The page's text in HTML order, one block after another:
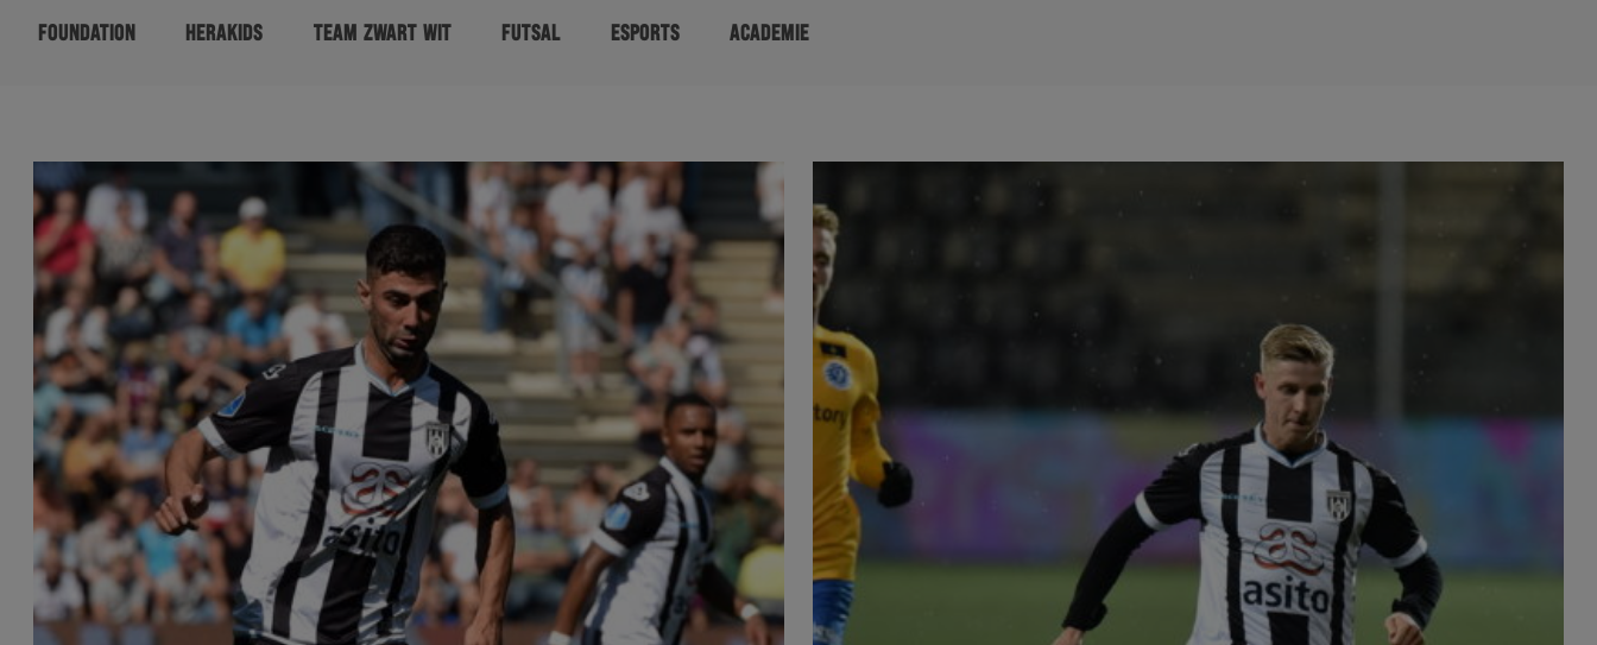
FOUNDATION HERAKIDS TEAM ZWART WIT FUTSAL ESPORTS ACADEMIE